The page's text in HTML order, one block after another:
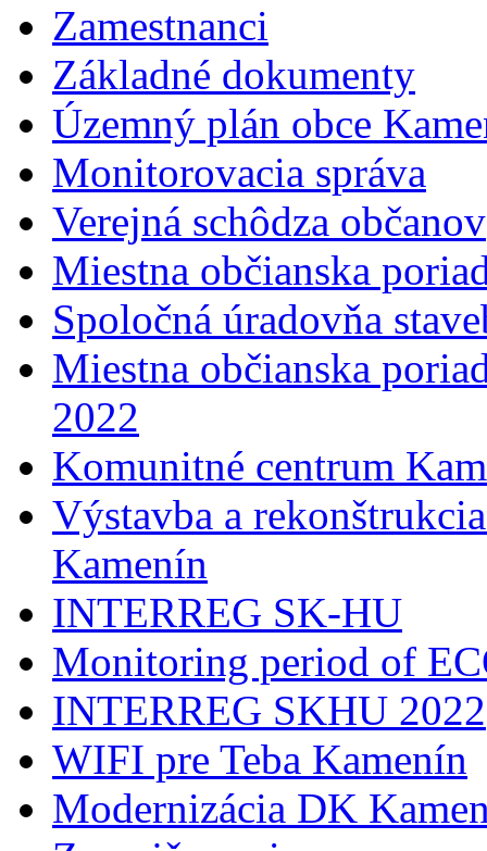
Zamestnanci
Základné dokumenty
Územný plán obce
Monitorovacia správa
Verejná schôdza občanov
Miestna občianska
Spoločná úradovňa
Miestna občianska
2022
Komunitné centrum
Výstavba a
Kamenín
INTERREG SK-HU
Monitoring period of
INTERREG SKHU 2022
WIFI pre Teba Kamenín
Modernizácia DK